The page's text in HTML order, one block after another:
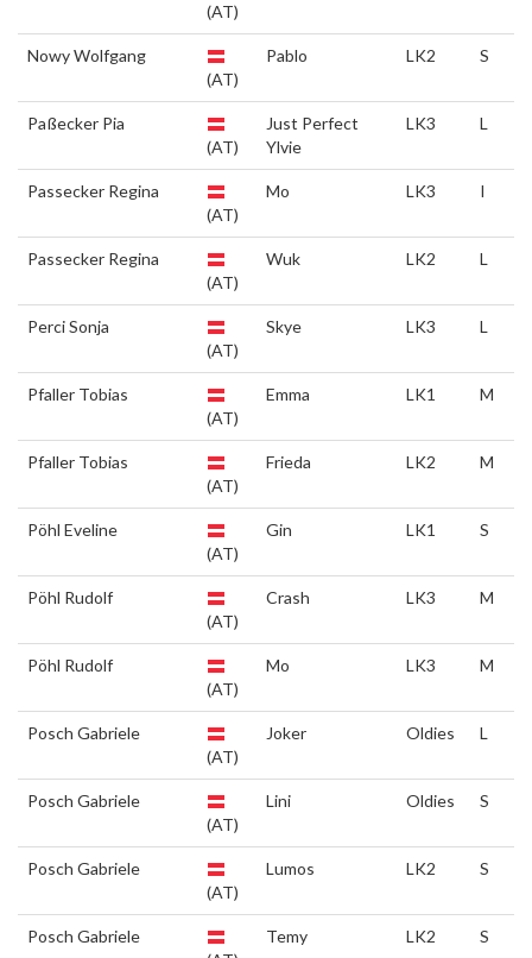
(AT)
Nowy Wolfgang
(AT)
Pablo LK2 S
Paßecker Pia
(AT)
Just Perfect
Ylvie
LK3 L
Passecker Regina
(AT)
Mo LK3 I
Passecker Regina
(AT)
Wuk LK2 L
Perci Sonja
(AT)
Skye LK3 L
Pfaller Tobias
(AT)
Emma LK1 M
Pfaller Tobias
(AT)
Frieda LK2 M
Pöhl Eveline
(AT)
Gin LK1 S
Pöhl Rudolf
(AT)
Crash LK3 M
Pöhl Rudolf
(AT)
Mo LK3 M
Posch Gabriele
(AT)
Joker Oldies L
Posch Gabriele
(AT)
Lini Oldies S
Posch Gabriele
(AT)
Lumos LK2 S
Posch Gabriele
Temy LK2 S